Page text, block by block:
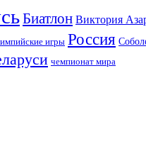
Биатлон Виктория
игры Россия
чемпионат мира